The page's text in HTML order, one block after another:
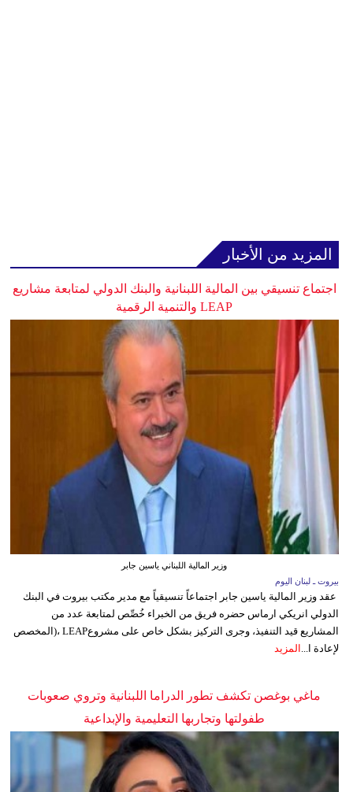
المزيد من الأخبار
اجتماع تنسيقي بين المالية اللبنانية والبنك الدولي لمتابعة مشاريع
LEAP والتنمية الرقمية
وزير المالية اللبناني ياسين جابر
بيروت ـ لبنان اليوم
عقد وزير المالية ياسين جابر اجتماعاً تنسيقياً مع مدير مكتب بيروت في البنك
الدولي انريكي ارماس حضره فريق من الخبراء خُصِّص لمتابعة عدد من
المشاريع قيد التنفيذ، وجرى التركيز بشكل خاص على مشروعLEAP ،(المخصص
لإعادة ا...
المزيد
ماغي بوغصن تكشف تطور الدراما اللبنانية وتروي صعوبات
طفولتها وتجاربها التعليمية والإبداعية